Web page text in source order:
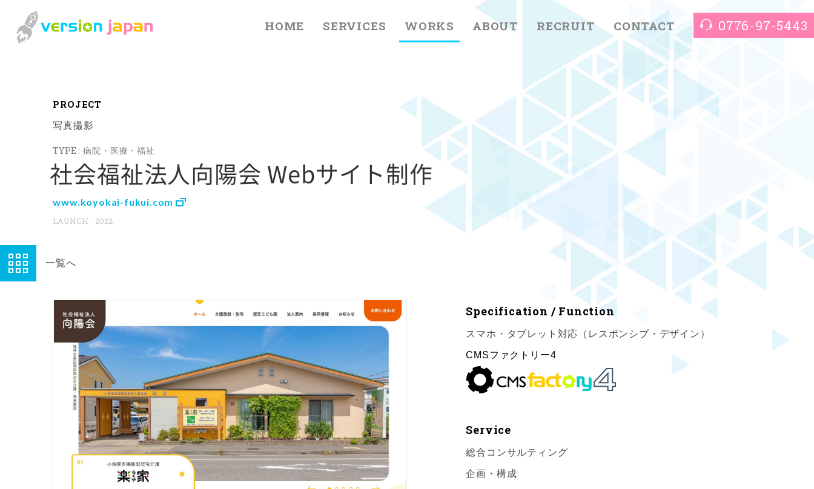
HOME SERVICES WORKS ABOUT RECRUIT CONTACT 0776-97-5443
PROJECT
写真撮影
病院・医療・福祉
社会福祉法人向陽会 Webサイト制作
www.koyokai-fukui.com
2022
一覧へ
Specification / Function
スマホ・タブレット対応（レスポンシブ・デザイン）
CMSファクトリー4
Service
総合コンサルティング
企画・構成